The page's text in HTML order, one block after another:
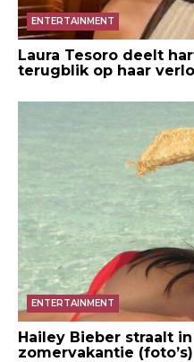
ENTERTAINMENT
Laura Tesoro deelt
terugblik op haar
ENTERTAINMENT
Hailey Bieber straalt
zomervakantie (foto’s)